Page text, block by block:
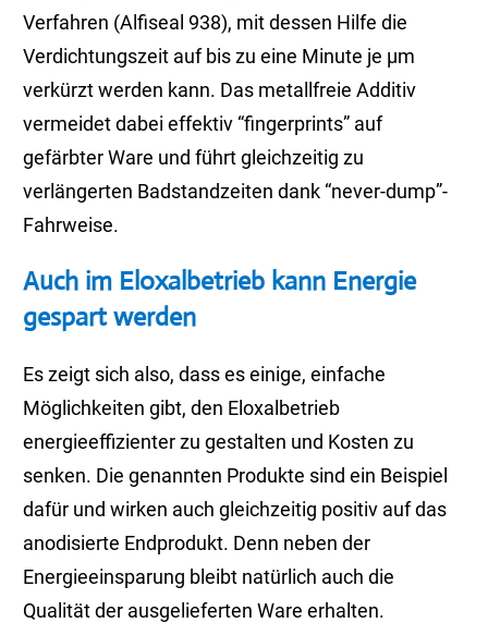
Verfahren (Alfiseal 938), mit dessen Hilfe die
Verdichtungszeit auf bis zu eine Minute je µm
verkürzt werden kann. Das metallfreie Additiv
vermeidet dabei effektiv “fingerprints” auf
gefärbter Ware und führt gleichzeitig zu
verlängerten Badstandzeiten dank “never-dump”-
Fahrweise.
Auch im Eloxalbetrieb kann Energie
gespart werden
Es zeigt sich also, dass es einige, einfache
Möglichkeiten gibt, den Eloxalbetrieb
energieeffizienter zu gestalten und Kosten zu
senken. Die genannten Produkte sind ein Beispiel
dafür und wirken auch gleichzeitig positiv auf das
anodisierte Endprodukt. Denn neben der
Energieeinsparung bleibt natürlich auch die
Qualität der ausgelieferten Ware erhalten.